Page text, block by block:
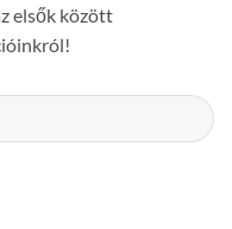
elsők között